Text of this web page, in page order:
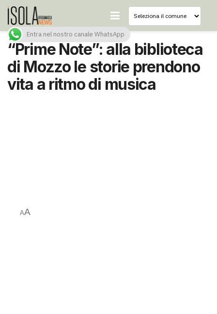
“Prime Note”: alla biblioteca
di Mozzo le storie prendono
vita a ritmo di musica
AA
Entra nel nostro canale WhatsApp